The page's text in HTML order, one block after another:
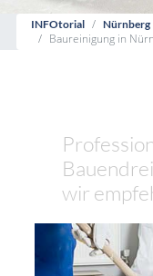
INFOtorial Nürnberg
Baureinigung in
wir